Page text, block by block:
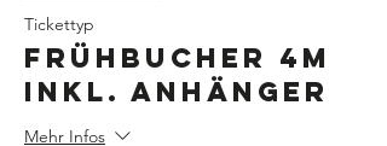
Tickettyp
Frühbucher 4m
inkl. Anhänger
Mehr Infos